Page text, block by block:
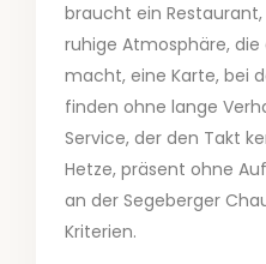
braucht ein
ruhige Atmosphäre,
macht, eine Karte, bei
finden ohne lange
Service, der den Takt
Hetze, präsent ohne
an der Segeberger
Kriterien.